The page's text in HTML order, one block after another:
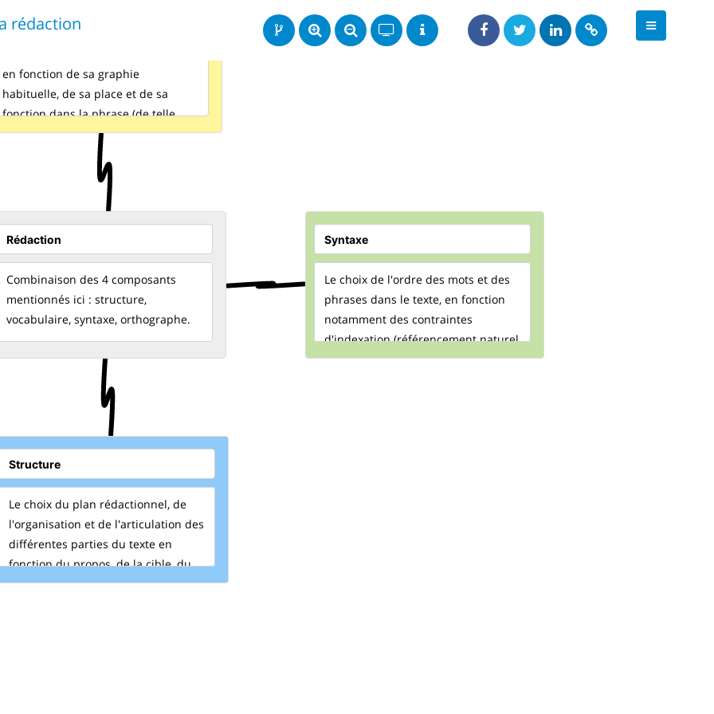
rédaction
Combinaison des 4 composants
mentionnés ici : structure,
vocabulaire, syntaxe, orthographe.
en fonction de sa graphie
habituelle, de sa place et de sa
fonction dans la phrase (de telle
sorte que toute ambiguïté de sens
Le choix de l'ordre des mots et des
phrases dans le texte, en fonction
notamment des contraintes
d'indexation (référencement naturel
pour la publication en ligne).
Le choix du plan rédactionnel, de
l'organisation et de l'articulation des
différentes parties du texte en
fonction du propos, de la cible, du
format, etc.